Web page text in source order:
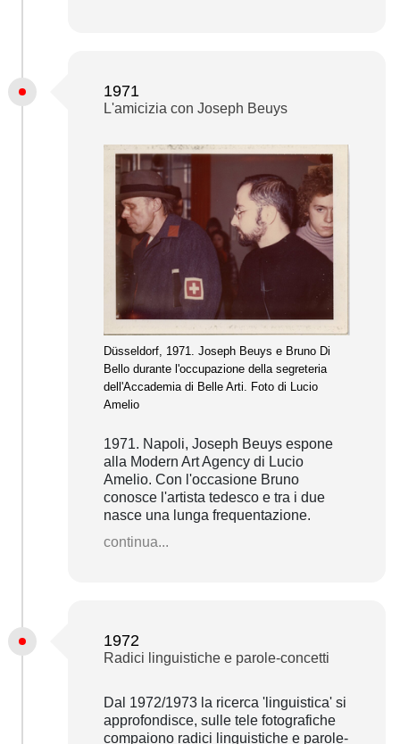
1971
L'amicizia con Joseph Beuys
Düsseldorf, 1971. Joseph Beuys e Bruno Di
Bello durante l'occupazione della segreteria
dell'Accademia di Belle Arti. Foto di Lucio
Amelio
1971. Napoli, Joseph Beuys espone
alla Modern Art Agency di Lucio
Amelio. Con l'occasione Bruno
conosce l'artista tedesco e tra i due
nasce una lunga frequentazione.
continua...
1972
Radici linguistiche e parole-concetti
Dal 1972/1973 la ricerca 'linguistica' si
approfondisce, sulle tele fotografiche
compaiono radici linguistiche e parole-